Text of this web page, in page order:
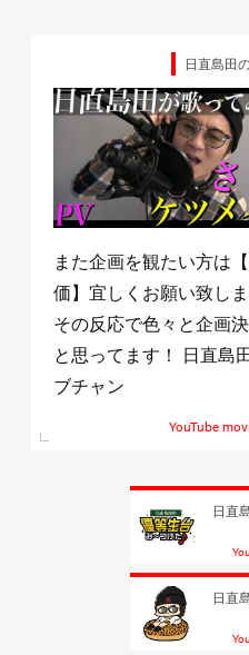
日直島田
また企画を観たい方は
価】宜しくお願い致しま
その反応で色々と企画
と思ってます！ 日直島
ブチャン
YouTube
日直
日直